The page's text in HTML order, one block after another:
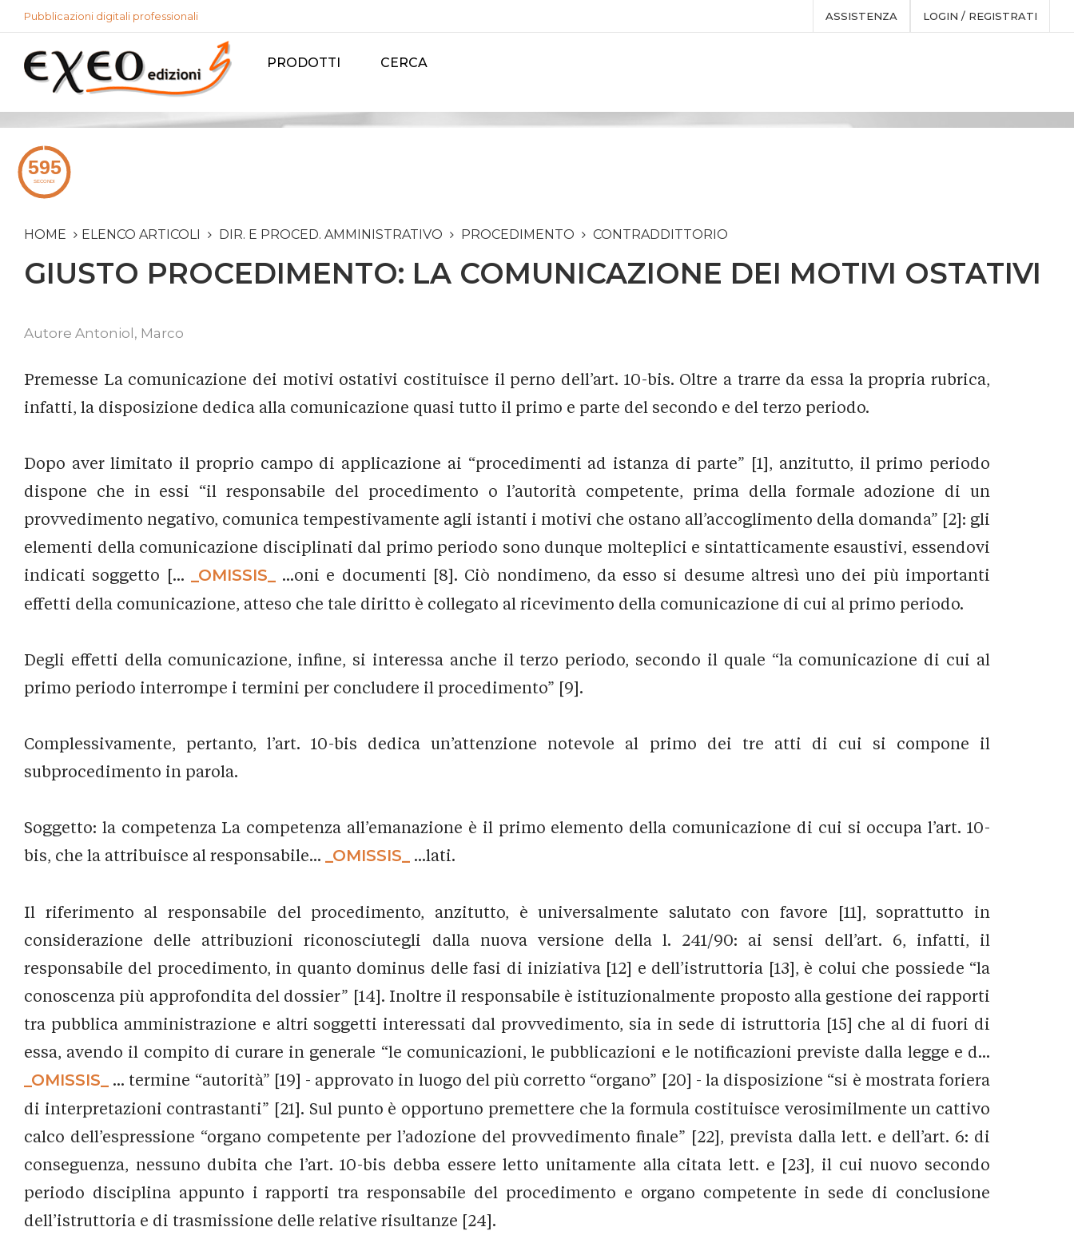
Pubblicazioni digitali professionali ASSISTENZA LOGIN / REGISTRATI
PRODOTTI CERCA
HOME ELENCO ARTICOLI DIR. E PROCED. AMMINISTRATIVO PROCEDIMENTO CONTRADDITTORIO
GIUSTO PROCEDIMENTO: LA COMUNICAZIONE DEI MOTIVI OSTATIVI
Autore Antoniol, Marco
Premesse La comunicazione dei motivi ostativi costituisce il perno dell’art. 10-bis. Oltre a trarre da essa la propria rubrica,
infatti, la disposizione dedica alla comunicazione quasi tutto il primo e parte del secondo e del terzo periodo.
Dopo aver limitato il proprio campo di applicazione ai “procedimenti ad istanza di parte” [1], anzitutto, il primo periodo
dispone che in essi “il responsabile del procedimento o l’autorità competente, prima della formale adozione di un
provvedimento negativo, comunica tempestivamente agli istanti i motivi che ostano all’accoglimento della domanda” [2]: gli
elementi della comunicazione disciplinati dal primo periodo sono dunque molteplici e sintatticamente esaustivi, essendovi
indicati soggetto [...
_OMISSIS_
...oni e documenti [8]. Ciò nondimeno, da esso si desume altresì uno dei più importanti
effetti della comunicazione, atteso che tale diritto è collegato al ricevimento della comunicazione di cui al primo periodo.
Degli effetti della comunicazione, infine, si interessa anche il terzo periodo, secondo il quale “la comunicazione di cui al
primo periodo interrompe i termini per concludere il procedimento” [9].
Complessivamente, pertanto, l’art. 10-bis dedica un’attenzione notevole al primo dei tre atti di cui si compone il
subprocedimento in parola.
Soggetto: la competenza La competenza all’emanazione è il primo elemento della comunicazione di cui si occupa l’art. 10-
bis, che la attribuisce al responsabile...
_OMISSIS_ ...lati.
Il riferimento al responsabile del procedimento, anzitutto, è universalmente salutato con favore [11], soprattutto in
considerazione delle attribuzioni riconosciutegli dalla nuova versione della l. 241/90: ai sensi dell’art. 6, infatti, il
responsabile del procedimento, in quanto dominus delle fasi di iniziativa [12] e dell’istruttoria [13], è colui che possiede “la
conoscenza più approfondita del dossier” [14]. Inoltre il responsabile è istituzionalmente proposto alla gestione dei rapporti
tra pubblica amministrazione e altri soggetti interessati dal provvedimento, sia in sede di istruttoria [15] che al di fuori di
essa, avendo il compito di curare in generale “le comunicazioni, le pubblicazioni e le notificazioni previste dalla legge e d...
_OMISSIS_
... termine “autorità” [19] - approvato in luogo del più corretto “organo” [20] - la disposizione “si è mostrata foriera
di interpretazioni contrastanti” [21]. Sul punto è opportuno premettere che la formula costituisce verosimilmente un cattivo
calco dell’espressione “organo competente per l’adozione del provvedimento finale” [22], prevista dalla lett. e dell’art. 6: di
conseguenza, nessuno dubita che l’art. 10-bis debba essere letto unitamente alla citata lett. e [23], il cui nuovo secondo
periodo disciplina appunto i rapporti tra responsabile del procedimento e organo competente in sede di conclusione
dell’istruttoria e di trasmissione delle relative risultanze [24].